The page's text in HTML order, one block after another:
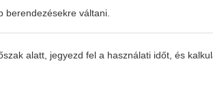
berendezésekre váltani.
alatt, jegyezd fel a használati időt, és